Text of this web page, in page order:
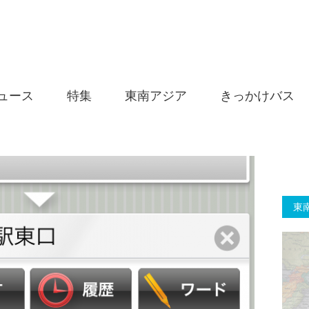
ース 特集 東南アジア きっかけバス
東